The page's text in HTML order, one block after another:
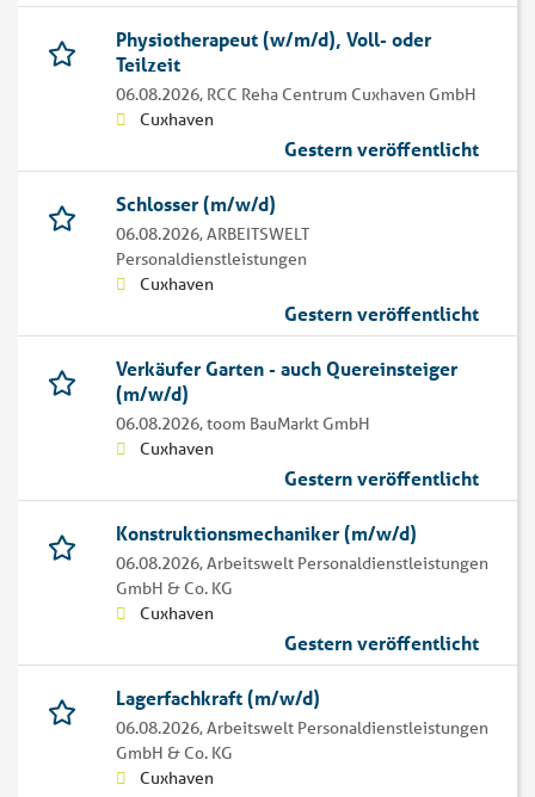
Physiotherapeut (w/m/d), Voll- oder
Teilzeit
06.08.2026, RCC Reha Centrum Cuxhaven GmbH
Cuxhaven
Gestern veröffentlicht
Schlosser (m/w/d)
06.08.2026,ARBEITSWELT
Personaldienstleistungen
Cuxhaven
Gestern veröffentlicht
Verkäufer Garten - auch Quereinsteiger
(m/w/d)
06.08.2026,toom BauMarkt GmbH
Cuxhaven
Gestern veröffentlicht
Konstruktionsmechaniker (m/w/d)
06.08.2026,Arbeitswelt Personaldienstleistungen
GmbH & Co. KG
Cuxhaven
Gestern veröffentlicht
Lagerfachkraft (m/w/d)
06.08.2026,Arbeitswelt Personaldienstleistungen
GmbH & Co. KG
Cuxhaven